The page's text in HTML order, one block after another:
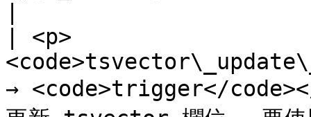
| <p>
→ <code>trigger</code></